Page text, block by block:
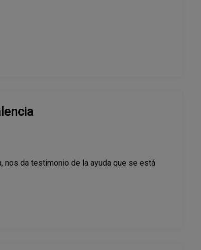
nos da testimonio de la ayuda que se está